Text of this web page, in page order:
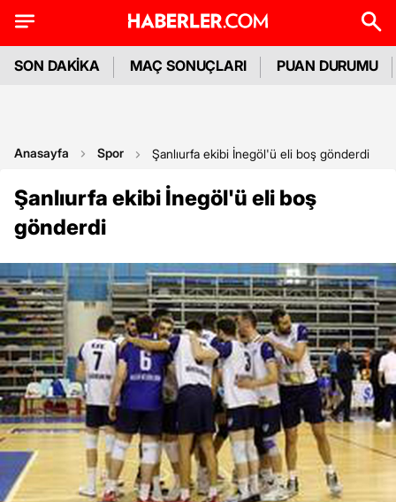
SON DAKİKA MAÇ SONUÇLARI PUAN DURUMU
Anasayfa Spor Şanlıurfa ekibi İnegöl'ü eli boş gönderdi
Şanlıurfa ekibi İnegöl'ü eli boş
gönderdi